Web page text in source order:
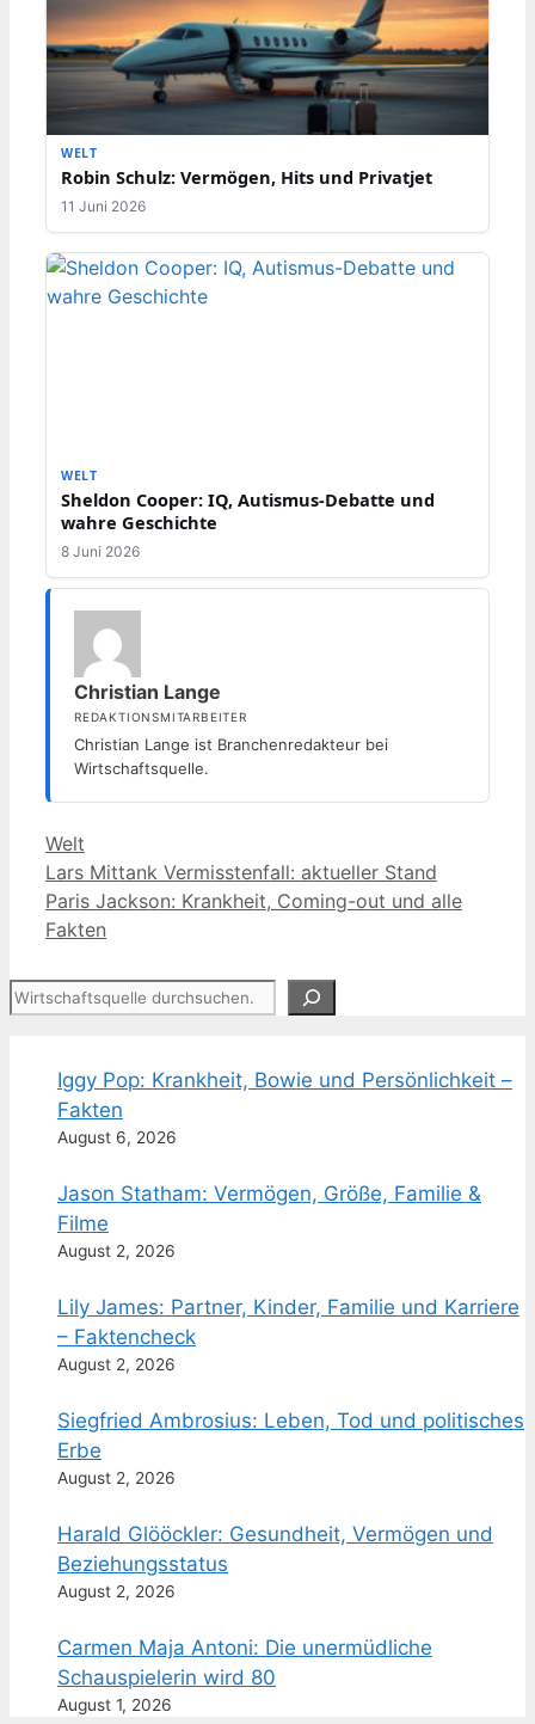
WELT
Robin Schulz: Vermögen, Hits und Privatjet
11 Juni 2026
WELT
Sheldon Cooper: IQ, Autismus-Debatte und
wahre Geschichte
8 Juni 2026
Christian Lange
REDAKTIONSMITARBEITER
Christian Lange ist Branchenredakteur bei
Wirtschaftsquelle.
Kategorien
Welt
Lars Mittank Vermisstenfall: aktueller Stand
Paris Jackson: Krankheit, Coming-out und alle
Fakten
Suchen
Iggy Pop: Krankheit, Bowie und Persönlichkeit –
Fakten
August 6, 2026
Jason Statham: Vermögen, Größe, Familie &
Filme
August 2, 2026
Lily James: Partner, Kinder, Familie und Karriere
– Faktencheck
August 2, 2026
Siegfried Ambrosius: Leben, Tod und politisches
Erbe
August 2, 2026
Harald Glööckler: Gesundheit, Vermögen und
Beziehungsstatus
August 2, 2026
Carmen Maja Antoni: Die unermüdliche
Schauspielerin wird 80
August 1, 2026